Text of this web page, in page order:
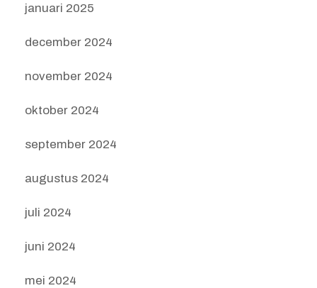
januari 2025
december 2024
november 2024
oktober 2024
september 2024
augustus 2024
juli 2024
juni 2024
mei 2024